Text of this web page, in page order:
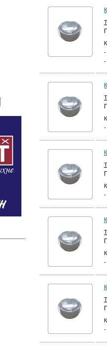
-
-
-
-
-
-